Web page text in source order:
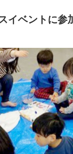
イベントに参